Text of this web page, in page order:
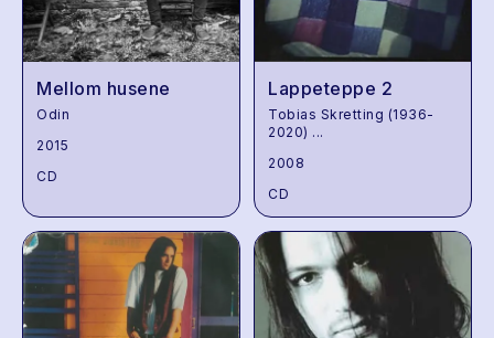
Mellom husene
Odin
2015
CD
Lappeteppe 2
Tobias Skretting (1936-
2020) ...
2008
CD